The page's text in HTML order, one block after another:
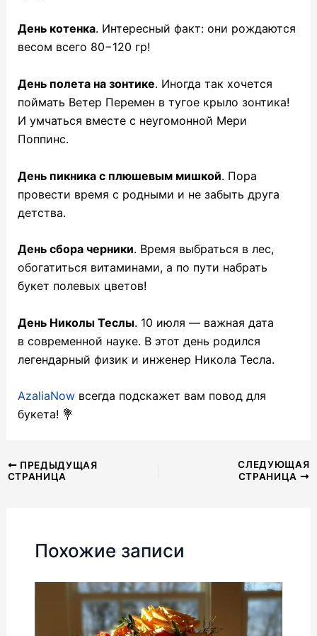
День котенка. Интересный факт: они рождаются
весом всего 80−120 гр!
День полета на зонтике. Иногда так хочется
поймать Ветер Перемен в тугое крыло зонтика!
И умчаться вместе с неугомонной Мери
Поппинс.
День пикника с плюшевым мишкой. Пора
провести время с родными и не забыть друга
детства.
День сбора черники. Время выбраться в лес,
обогатиться витаминами, а по пути набрать
букет полевых цветов!
День Николы Теслы. 10 июля — важная дата
в современной науке. В этот день родился
легендарный физик и инженер Никола Тесла.
AzaliaNowвсегда подскажет вам повод для
букета! 💐
Навигация
по
ПРЕДЫДУЩАЯ
СТРАНИЦА
СЛЕДУЮЩАЯ
СТРАНИЦА
Похожие записи